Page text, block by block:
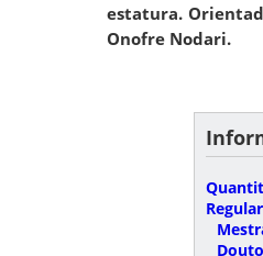
estatura.
Onofre Nodari.